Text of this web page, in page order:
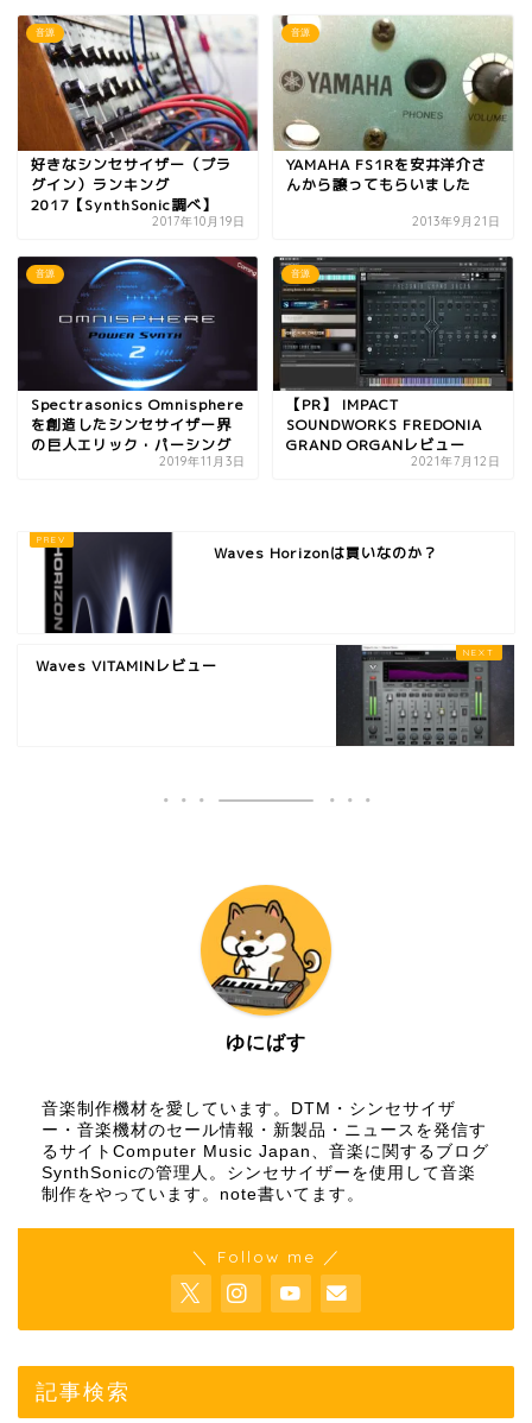
音源
好きなシンセサイザー（プラ
グイン）ランキング
2017【SynthSonic調べ】
2017年10月19日
音源
YAMAHA FS1Rを安井洋介さ
んから譲ってもらいました
2013年9月21日
音源
Spectrasonics Omnisphere
を創造したシンセサイザー界
の巨人エリック・パーシング
2019年11月3日
音源
【PR】 IMPACT
SOUNDWORKS FREDONIA
GRAND ORGANレビュー
2021年7月12日
Waves Horizonは買いなのか？
Waves VITAMINレビュー
ゆにばす
音楽制作機材を愛しています。DTM・シンセサイザ
ー・音楽機材のセール情報・新製品・ニュースを発信す
るサイトComputer Music Japan、音楽に関するブログ
SynthSonicの管理人。シンセサイザーを使用して音楽
制作をやっています。 note書いてます。
＼ Follow me ／
記事検索